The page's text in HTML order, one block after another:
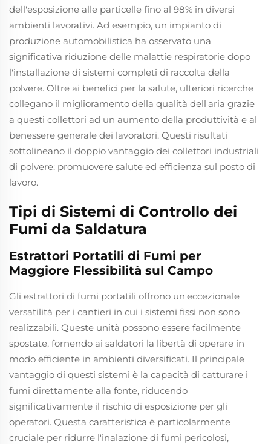
dell'esposizione alle particelle fino al 98% in diversi
ambienti lavorativi. Ad esempio, un impianto di
produzione automobilistica ha osservato una
significativa riduzione delle malattie respiratorie dopo
l'installazione di sistemi completi di raccolta della
polvere. Oltre ai benefici per la salute, ulteriori ricerche
collegano il miglioramento della qualità dell'aria grazie
a questi collettori ad un aumento della produttività e al
benessere generale dei lavoratori. Questi risultati
sottolineano il doppio vantaggio dei collettori industriali
di polvere: promuovere salute ed efficienza sul posto di
lavoro.
Tipi di Sistemi di Controllo dei
Fumi da Saldatura
Estrattori Portatili di Fumi per
Maggiore Flessibilità sul Campo
Gli estrattori di fumi portatili offrono un'eccezionale
versatilità per i cantieri in cui i sistemi fissi non sono
realizzabili. Queste unità possono essere facilmente
spostate, fornendo ai saldatori la libertà di operare in
modo efficiente in ambienti diversificati. Il principale
vantaggio di questi sistemi è la capacità di catturare i
fumi direttamente alla fonte, riducendo
significativamente il rischio di esposizione per gli
operatori. Questa caratteristica è particolarmente
cruciale per ridurre l'inalazione di fumi pericolosi,